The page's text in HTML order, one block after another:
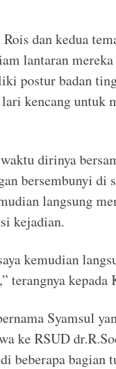
dan kedua
lantaran
postur badan
kencang untuk
dirinya
bersembunyi di
langsung
kejadian.
kemudian
terangnya kepada
Syamsul
ke RSUD
beberapa bagian